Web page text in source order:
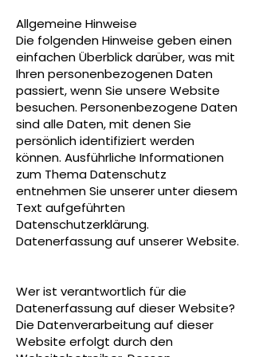
Allgemeine Hinweise
Die folgenden Hinweise geben einen
einfachen Überblick darüber, was mit
Ihren personenbezogenen Daten
passiert, wenn Sie unsere Website
besuchen. Personenbezogene Daten
sind alle Daten, mit denen Sie
persönlich identifiziert werden
können. Ausführliche Informationen
zum Thema Datenschutz
entnehmen Sie unserer unter diesem
Text aufgeführten
Datenschutzerklärung.
Datenerfassung auf unserer Website.
Wer ist verantwortlich für die
Datenerfassung auf dieser Website?
Die Datenverarbeitung auf dieser
Website erfolgt durch den